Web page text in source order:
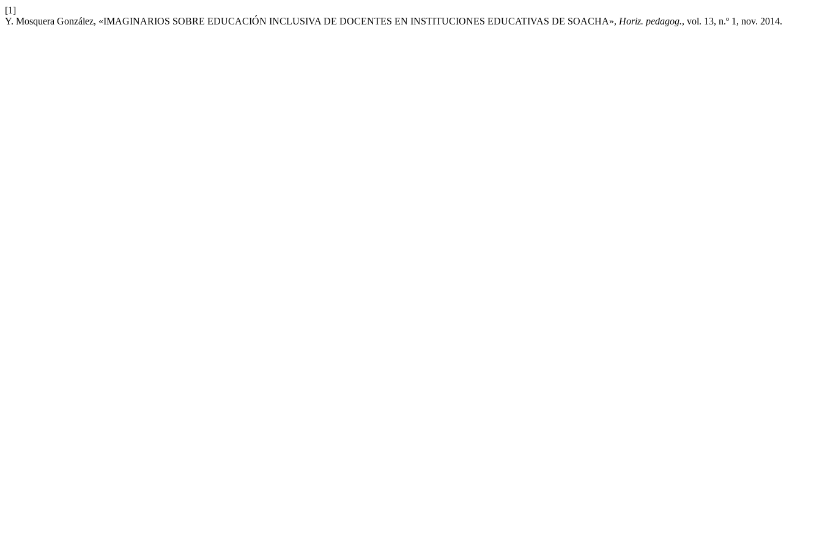
[1]
Y. Mosquera González, «IMAGINARIOS SOBRE EDUCACIÓN INCLUSIVA DE DOCENTES EN INSTITUCIONES EDUCATIVAS DE SOACHA», Horiz. pedagog., vol. 13, n.º 1, nov. 2014.